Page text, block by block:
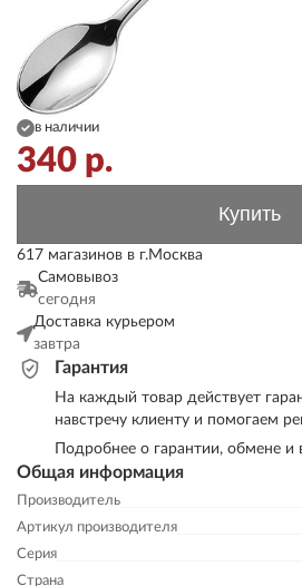
Общая информация
Производитель
Артикул производителя
Серия
Страна
в наличии
340 р.
Купить
617 магазинов в г.Москва
Самовывоз
сегодня
Доставка курьером
завтра
Гарантия
На каждый товар действует
навстречу клиенту и помогаем
Подробнее о гарантии, обмене и